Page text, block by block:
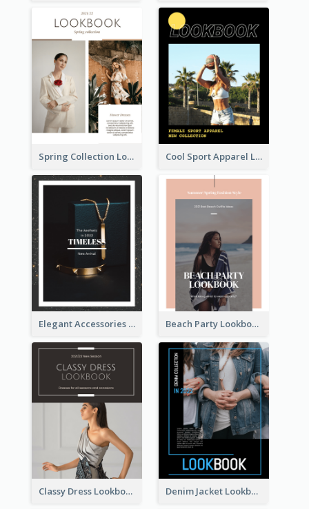
Spring Collection Lookbook Cool Sport Apparel Lookbook
Elegant Accessories Lookbook Beach Party Lookbook
Classy Dress Lookbook Denim Jacket Lookbook